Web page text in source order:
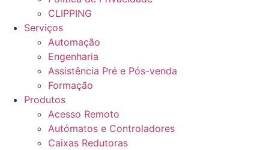
CLIPPING
Serviços
Automação
Engenharia
Assistência Pré e Pós-venda
Formação
Produtos
Acesso Remoto
Autómatos e Controladores
Caixas Redutoras